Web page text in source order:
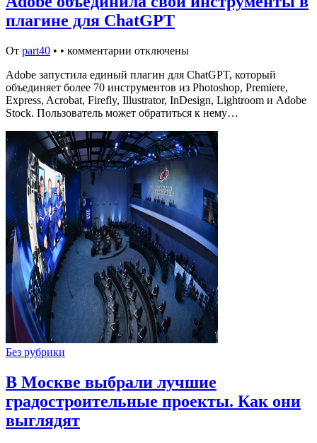
плагине для ChatGPT
От part40 • • комментарии отключены
Adobe запустила единый плагин для ChatGPT, который
объединяет более 70 инструментов из Photoshop, Premiere,
Express, Acrobat, Firefly, Illustrator, InDesign, Lightroom и Adobe
Stock. Пользователь может обратиться к нему…
Без рубрики
В Москве выбрали лучшие
градостроительные проекты. Как они
выглядят